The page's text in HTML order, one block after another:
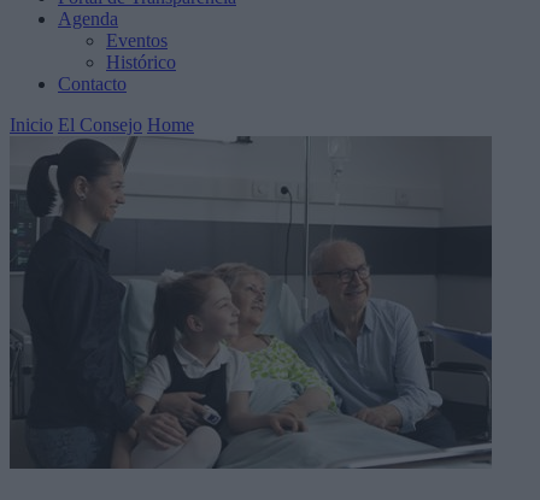
Agenda
Eventos
Histórico
Contacto
Inicio El Consejo Home